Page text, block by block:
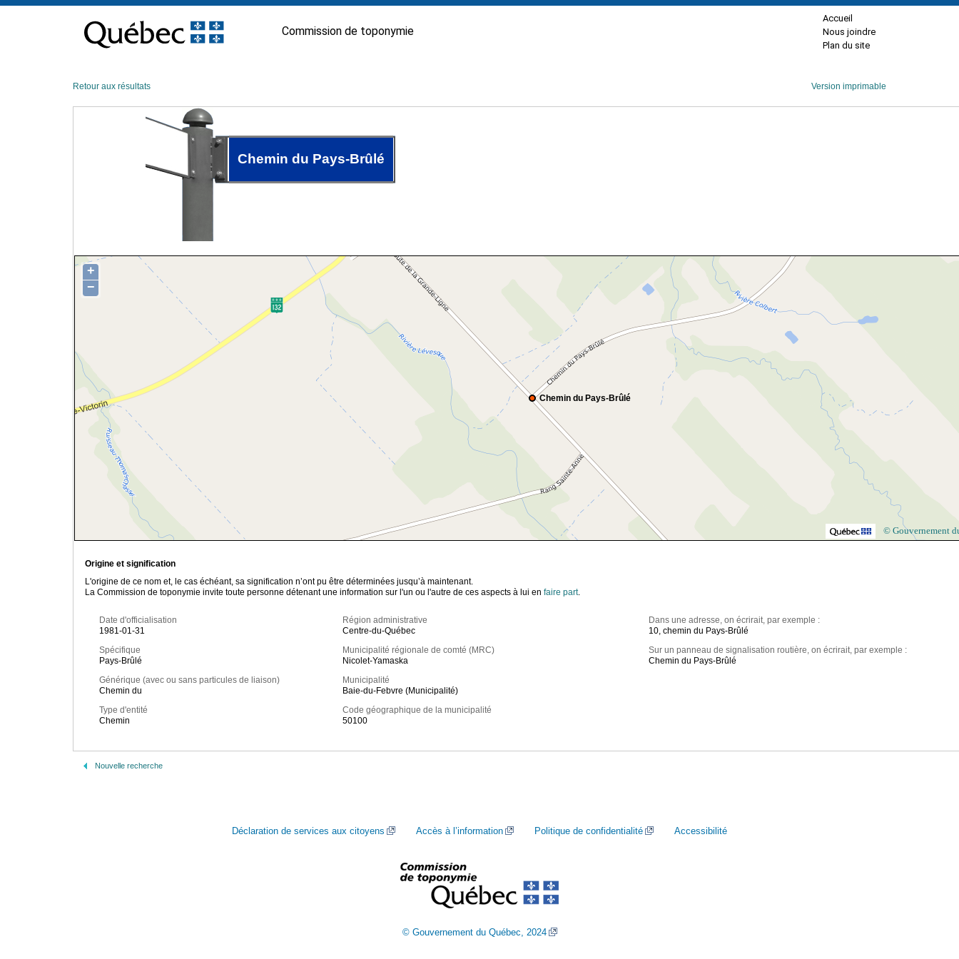
contenu
Commission de toponymie
Accueil
Nous joindre
Plan du site
Retour aux résultats Version imprimable
Chemin du Pays-Brûlé
Chemin du Pays-Brûlé
+
−
© Gouvernement
Origine et signification
L'origine de ce nom et, le cas échéant, sa signification n’ont pu être déterminées jusqu’à maintenant.
La Commission de toponymie invite toute personne détenant une information sur l'un ou l'autre de ces aspects à lui en faire part.
Date d'officialisation
1981-01-31
Spécifique
Pays-Brûlé
Générique (avec ou sans particules de liaison)
Chemin du
Type d'entité
Chemin
Région administrative
Centre-du-Québec
Municipalité régionale de comté (MRC)
Nicolet-Yamaska
Municipalité
Baie-du-Febvre (Municipalité)
Code géographique de la municipalité
50100
Dans une adresse, on écrirait, par exemple :
10, chemin du Pays-Brûlé
Sur un panneau de signalisation routière, on écrirait, par exemple :
Chemin du Pays-Brûlé
Nouvelle recherche
Déclaration de services aux citoyens Accès à l’information Politique de confidentialité Accessibilité
© Gouvernement du Québec, 2024